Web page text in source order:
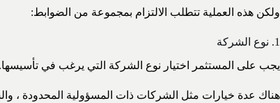
ولكن هذه العملية تتطلب الالتزام بمجموعة من الضوابط:
1. نوع الشركة
يجب على المستثمر اختيار نوع الشركة التي يرغب في تأسيسها.
هناك عدة خيارات مثل الشركات ذات المسؤولية المحدودة ،